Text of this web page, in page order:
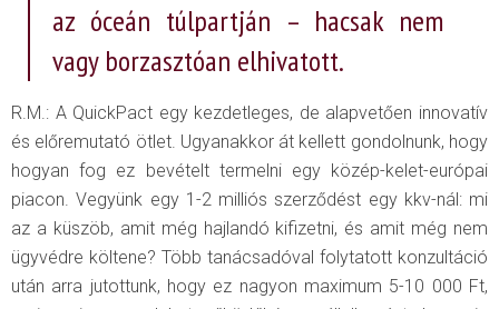
az óceán túlpartján – hacsak nem
vagy borzasztóan elhivatott.
R.M.: A QuickPact egy kezdetleges, de alapvetően innovatív
és előremutató ötlet. Ugyanakkor át kellett gondolnunk, hogy
hogyan fog ez bevételt termelni egy közép-kelet-európai
piacon. Vegyünk egy 1-2 milliós szerződést egy kkv-nál: mi
az a küszöb, amit még hajlandó kifizetni, és amit még nem
ügyvédre költene? Több tanácsadóval folytatott konzultáció
után arra jutottunk, hogy ez nagyon maximum 5-10 000 Ft,